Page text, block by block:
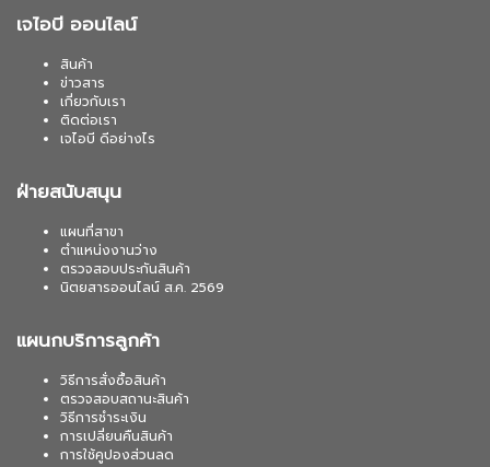
เจไอบี ออนไลน์
สินค้า
ข่าวสาร
เกี่ยวกับเรา
ติดต่อเรา
เจไอบี ดีอย่างไร
ฝ่ายสนับสนุน
แผนที่สาขา
ตำแหน่งงานว่าง
ตรวจสอบประกันสินค้า
นิตยสารออนไลน์ ส.ค. 2569
แผนกบริการลูกค้า
วิธีการสั่งซื้อสินค้า
ตรวจสอบสถานะสินค้า
วิธีการชำระเงิน
การเปลี่ยนคืนสินค้า
การใช้คูปองส่วนลด